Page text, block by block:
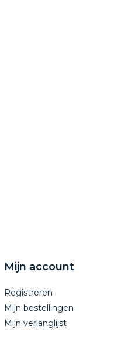
Mijn account
Registreren
Mijn bestellingen
Mijn verlanglijst